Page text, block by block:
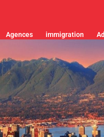
Agences immigration